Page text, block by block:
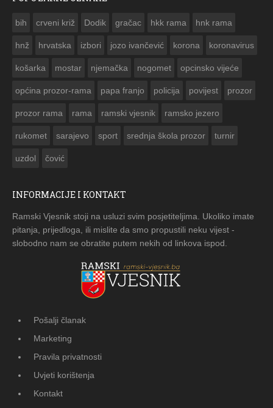
bih crveni križ Dodik gračac hkk rama hnk rama
hnž hrvatska izbori jozo ivančević korona koronavirus
košarka mostar njemačka nogomet opcinsko vijeće
općina prozor-rama papa franjo policija povijest prozor
prozor rama rama ramski vjesnik ramsko jezero
rukomet sarajevo sport srednja škola prozor turnir
uzdol čović
INFORMACIJE I KONTAKT
Ramski Vjesnik stoji na usluzi svim posjetiteljima. Ukoliko imate
pitanja, prijedloga, ili mislite da smo propustili neku vijest -
slobodno nam se obratite putem nekih od linkova ispod.
Pošalji članak
Marketing
Pravila privatnosti
Uvjeti korištenja
Kontakt